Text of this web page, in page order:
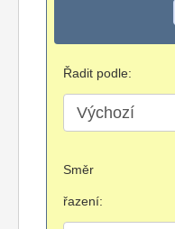
Řadit podle:
Směr
řazení: